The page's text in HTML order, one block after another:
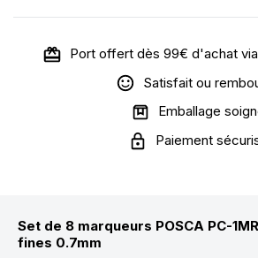
Port offert dès 99€ d'achat
Satisfait ou
Emballage
Paiement
Set de 8 marqueurs POSCA PC-
fines 0.7mm